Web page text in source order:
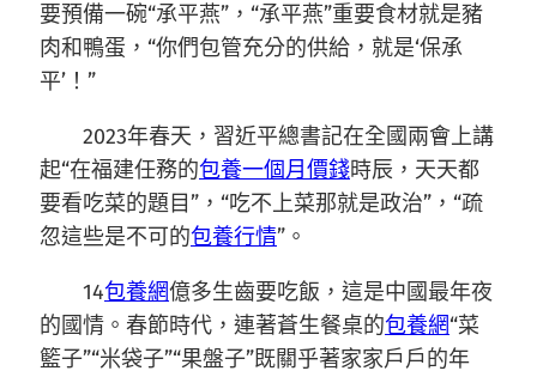
要預備一碗“承平燕”，“承平燕”重要食材就是豬
肉和鴨蛋，“你們包管充分的供給，就是‘保承
平’！”
2023年春天，習近平總書記在全國兩會上講
起“在福建任務的包養一個月價錢時辰，天天都
要看吃菜的題目”，“吃不上菜那就是政治”，“疏
忽這些是不可的包養行情”。
14包養網億多生齒要吃飯，這是中國最年夜
的國情。春節時代，連著蒼生餐桌的包養網“菜
籃子”“米袋子”“果盤子”既關乎著家家戶戶的年